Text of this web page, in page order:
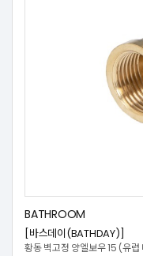
BATHROOM
[바스데이(BATHDAY)]
황동 벽고정 양엘보우 15 (유